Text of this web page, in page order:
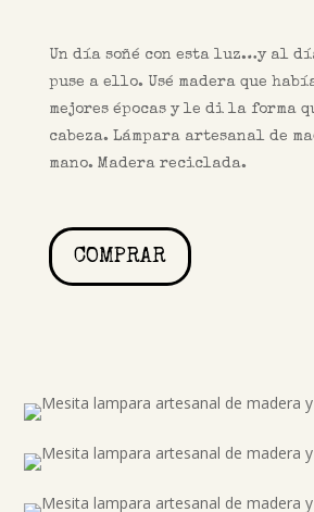
Un día soñé con esta luz…y al
puse a ello. Usé madera que
mejores épocas y le di la forma
cabeza. Lámpara artesanal de
mano. Madera reciclada.
COMPRAR